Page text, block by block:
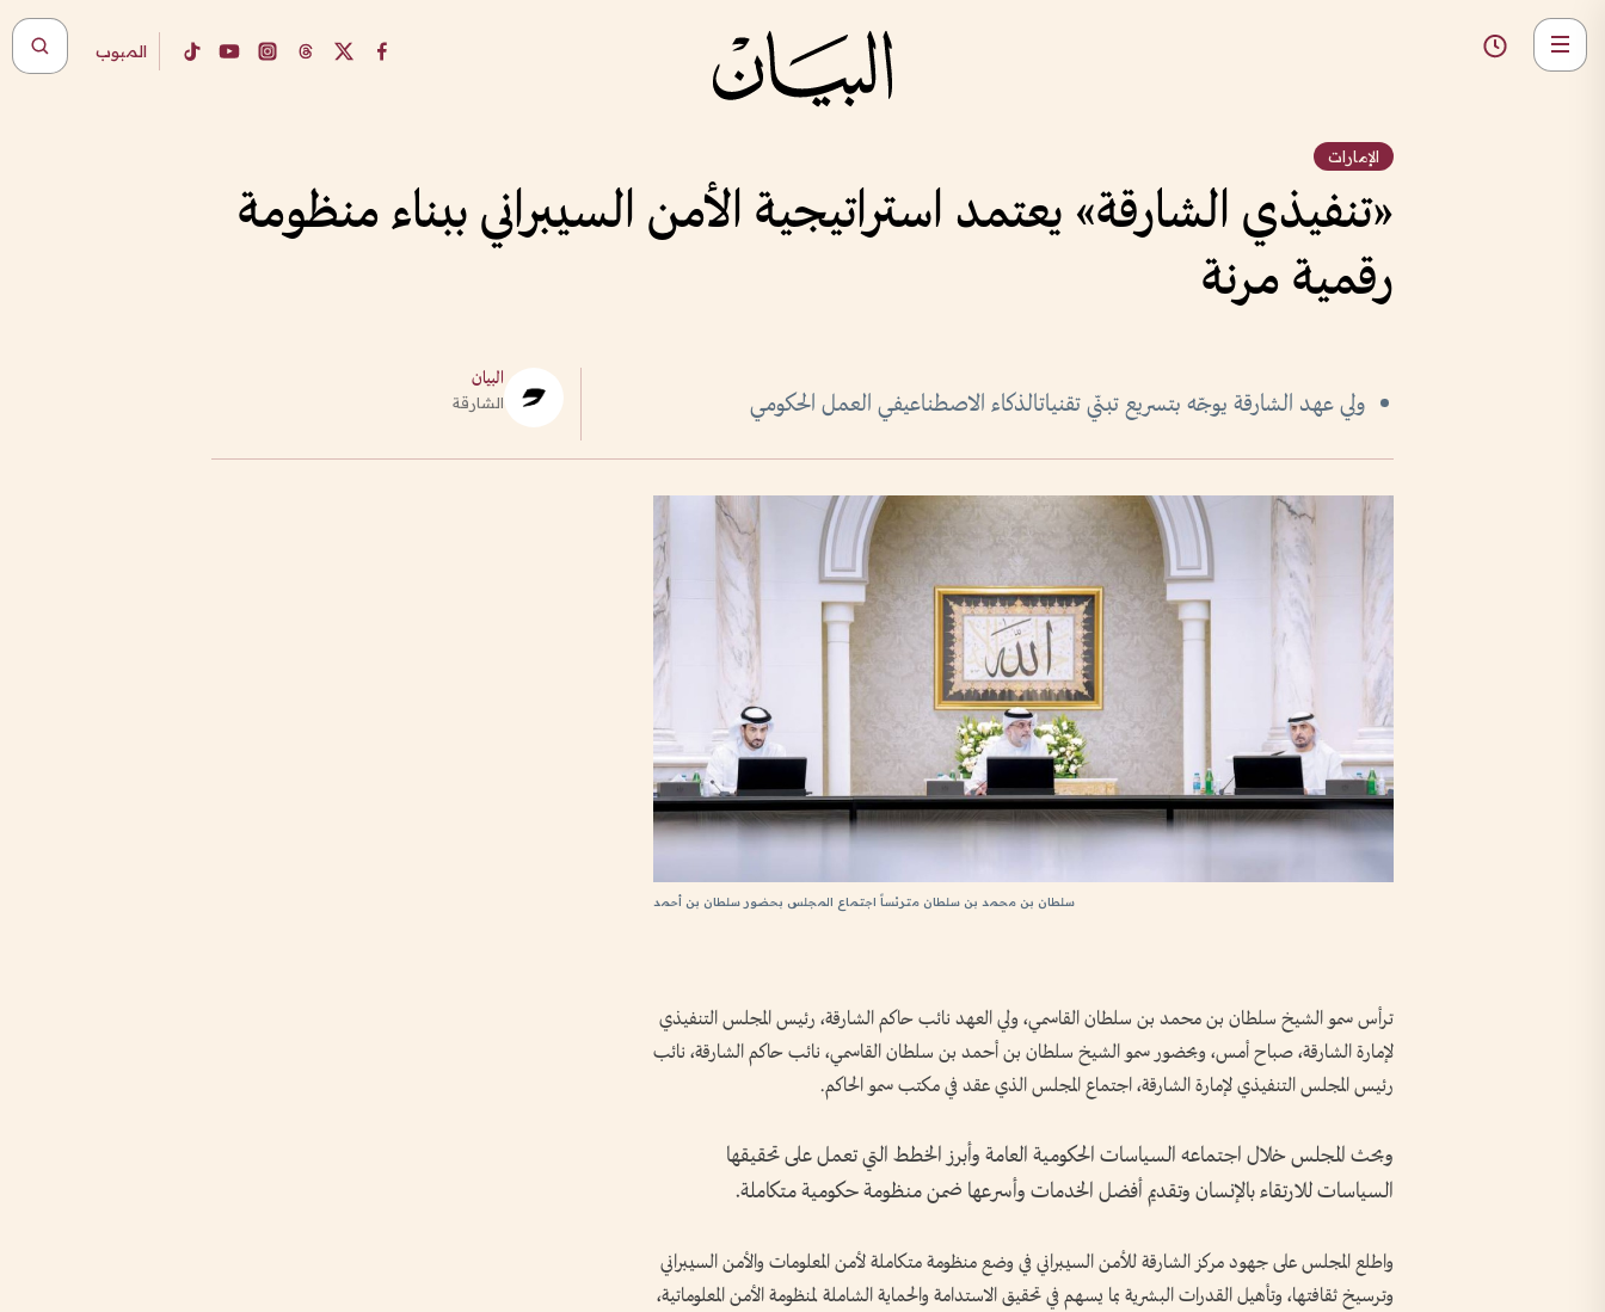
المبوب
الإمارات
«تنفيذي الشارقة» يعتمد استراتيجية الأمن السيبراني ببناء منظومة
رقمية مرنة
ولي عهد الشارقة يوجّه بتسريع تبنّي تقنياتالذكاء الاصطناعيفي العمل الحكومي
البيان
الشارقة
سلطان بن محمد بن سلطان مترئساً اجتماع المجلس بحضور سلطان بن أحمد
ترأس سمو الشيخ سلطان بن محمد بن سلطان القاسمي، ولي العهد نائب حاكم الشارقة، رئيس المجلس التنفيذي
لإمارة الشارقة، صباح أمس، وبحضور سمو الشيخ سلطان بن أحمد بن سلطان القاسمي، نائب حاكم الشارقة، نائب
رئيس المجلس التنفيذي لإمارة الشارقة، اجتماع المجلس الذي عقد في مكتب سمو الحاكم.
وبحث المجلس خلال اجتماعه السياسات الحكومية العامة وأبرز الخطط التي تعمل على تحقيقها
السياسات للارتقاء بالإنسان وتقديم أفضل الخدمات وأسرعها ضمن منظومة حكومية متكاملة.
واطلع المجلس على جهود مركز الشارقة للأمن السيبراني في وضع منظومة متكاملة لأمن المعلومات والأمن السيبراني
وترسيخ ثقافتها، وتأهيل القدرات البشرية بما يسهم في تحقيق الاستدامة والحماية الشاملة لمنظومة الأمن المعلوماتية،